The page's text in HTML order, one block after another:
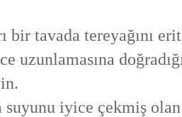
bir tavada tereyağını
uzunlamasına
suyunu iyice çekmiş